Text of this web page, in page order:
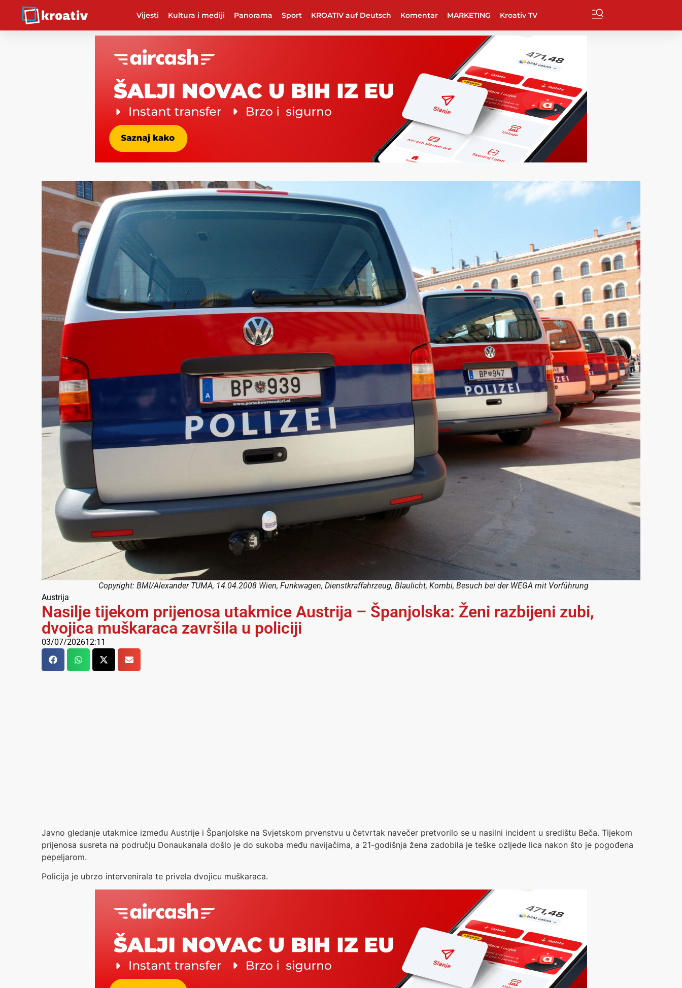
Vijesti Kultura i mediji Panorama Sport KROATIV auf Deutsch Komentar MARKETING Kroativ TV
Copyright: BMI/Alexander TUMA, 14.04.2008 Wien, Funkwagen, Dienstkraffahrzeug, Blaulicht, Kombi, Besuch bei der WEGA mit Vorführung
Austrija
Nasilje tijekom prijenosa utakmice Austrija – Španjolska: Ženi razbijeni zubi,
dvojica muškaraca završila u policiji
03/07/202612:11
Javno gledanje utakmice između Austrije i Španjolske na Svjetskom prvenstvu u četvrtak navečer pretvorilo se u nasilni incident u središtu Beča. Tijekom
prijenosa susreta na području Donaukanala došlo je do sukoba među navijačima, a 21-godišnja žena zadobila je teške ozljede lica nakon što je pogođena
pepeljarom.
Policija je ubrzo intervenirala te privela dvojicu muškaraca.